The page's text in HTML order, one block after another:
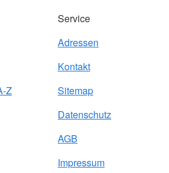
Z
Service
Adressen
Kontakt
Sitemap
Datenschutz
AGB
Impressum